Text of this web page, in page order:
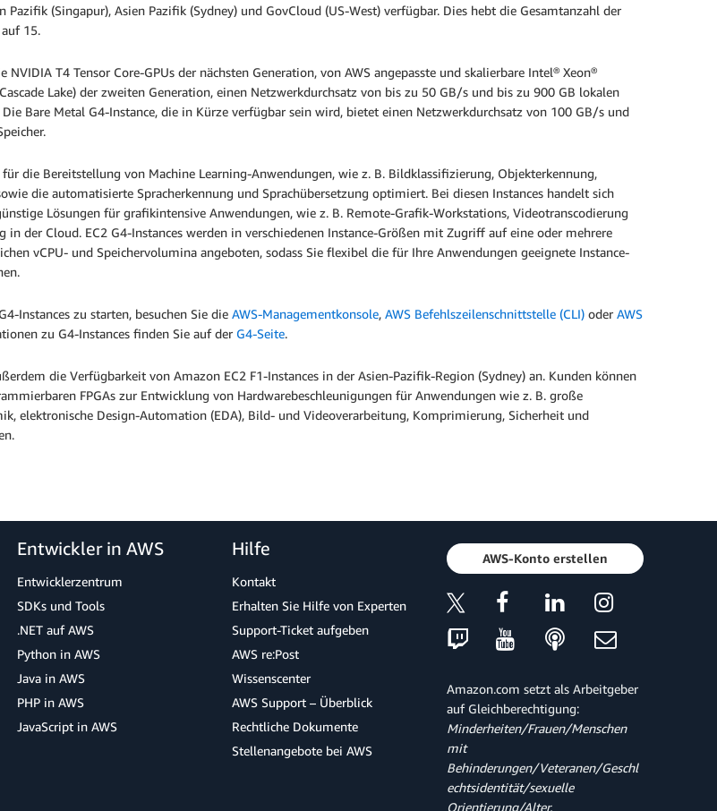
Pazifik (Singapur), Asien Pazifik (Sydney) und GovCloud (US-West) verfügbar. Dies hebt die Gesamtanzahl der
15.
NVIDIA T4 Tensor Core-GPUs der nächsten Generation, von AWS angepasste und skalierbare Intel® Xeon®
Lake) der zweiten Generation, einen Netzwerkdurchsatz von bis zu 50 GB/s und bis zu 900 GB lokalen
Die Bare Metal G4-Instance, die in Kürze verfügbar sein wird, bietet einen Netzwerkdurchsatz von 100 GB/s und
für die Bereitstellung von Machine Learning-Anwendungen, wie z. B. Bildklassifizierung, Objekterkennung,
die automatisierte Spracherkennung und Sprachübersetzung optimiert. Bei diesen Instances handelt sich
Lösungen für grafikintensive Anwendungen, wie z. B. Remote-Grafik-Workstations, Videotranscodierung
in der Cloud. EC2 G4-Instances werden in verschiedenen Instance-Größen mit Zugriff auf eine oder mehrere
vCPU- und Speichervolumina angeboten, sodass Sie flexibel die für Ihre Anwendungen geeignete Instance-
Instances zu starten, besuchen Sie die AWS-Managementkonsole, AWS Befehlszeilenschnittstelle (CLI) oder AWS
zu G4-Instances finden Sie auf der G4-Seite.
die Verfügbarkeit von Amazon EC2 F1-Instances in der Asien-Pazifik-Region (Sydney) an. Kunden können
FPGAs zur Entwicklung von Hardwarebeschleunigungen für Anwendungen wie z. B. große
elektronische Design-Automation (EDA), Bild- und Videoverarbeitung, Komprimierung, Sicherheit und
Entwickler in AWS
Entwicklerzentrum
SDKs und Tools
.NET auf AWS
Python in AWS
Java in AWS
PHP in AWS
JavaScript in AWS
Hilfe
Kontakt
Erhalten Sie Hilfe von Experten
Support-Ticket aufgeben
AWS re:Post
Wissenscenter
AWS Support – Überblick
Rechtliche Dokumente
Stellenangebote bei AWS
AWS-Konto erstellen
Amazon.com setzt als Arbeitgeber
auf Gleichberechtigung:
Minderheiten/Frauen/Menschen
mit
Behinderungen/Veteranen/Geschl
echtsidentität/sexuelle
Orientierung/Alter.